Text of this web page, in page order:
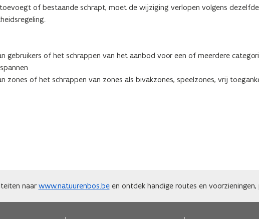
of bestaande schrapt, moet de wijziging verlopen volgens
gebruikers of het schrappen van het aanbod voor een of meerdere
zones of het schrappen van zones als bivakzones, speelzones, vrij
naar www.natuurenbos.been ontdek handige routes en